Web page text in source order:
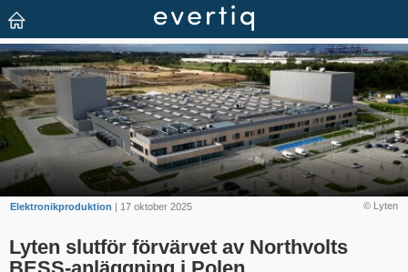
© Lyten
Elektronikproduktion | 17 oktober 2025
Lyten slutför förvärvet av Northvolts